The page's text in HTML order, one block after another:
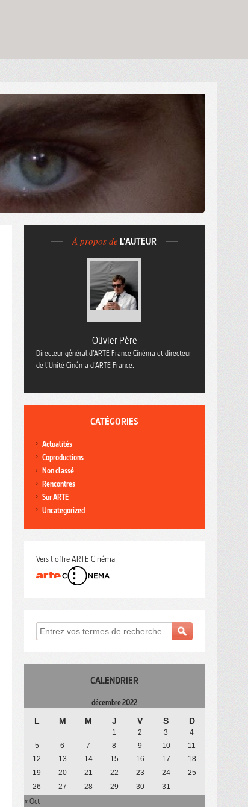
À propos de L'AUTEUR
Olivier Père
Directeur général d’ARTE France Cinéma et directeur
de l’Unité Cinéma d’ARTE France.
CATÉGORIES
Actualités
Coproductions
Non classé
Rencontres
Sur ARTE
Uncategorized
Vers l'offre ARTE Cinéma
CALENDRIER
décembre 2022
L M M J V S D
1 2 3
4
5
6 7 8 9 10
11
12
13 14 15 16 17
18
19
20 21 22 23 24
25
26
27 28 29 30 31
« Oct